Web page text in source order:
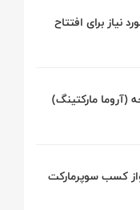
برای افتتاح
(آروما مارکتینگ)
کسب سوپرمارکت